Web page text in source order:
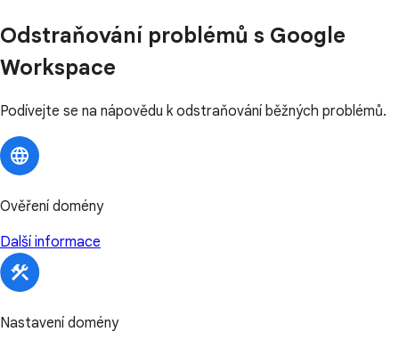
Odstraňování problémů s Google
Workspace
Podívejte se na nápovědu k odstraňování běžných problémů.
Ověření domény
Další informace
Nastavení domény